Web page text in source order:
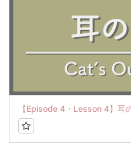
【Episode 4・Lesson 4】耳